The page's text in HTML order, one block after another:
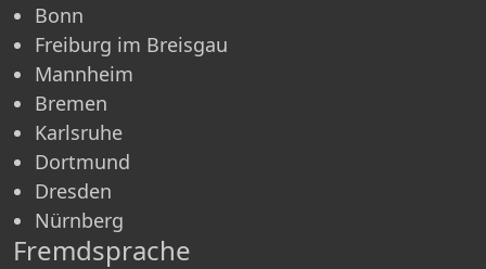
Bonn
Freiburg im Breisgau
Mannheim
Bremen
Karlsruhe
Dortmund
Dresden
Nürnberg
Fremdsprache